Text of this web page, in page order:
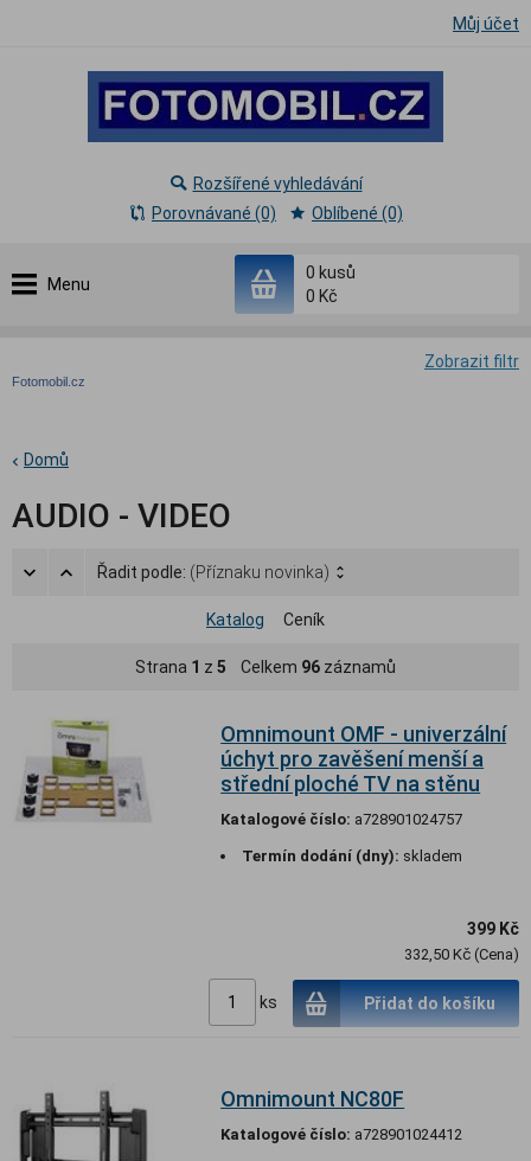
Můj účet
Menu
0 kusů
0 Kč
Rozšířené vyhledávání
Porovnávané (0)
Oblíbené (0)
Zobrazit filtr
Fotomobil.cz
Domů
AUDIO - VIDEO
Řadit podle: (Příznaku novinka)
Katalog Ceník
Strana 1 z 5 Celkem 96 záznamů
Omnimount OMF - univerzální
úchyt pro zavěšení menší a
střední ploché TV na stěnu
Katalogové číslo: a728901024757
Termín dodání (dny): skladem
399 Kč
332,50 Kč (Cena)
ks Přidat do košíku
Omnimount NC80F
Katalogové číslo: a728901024412